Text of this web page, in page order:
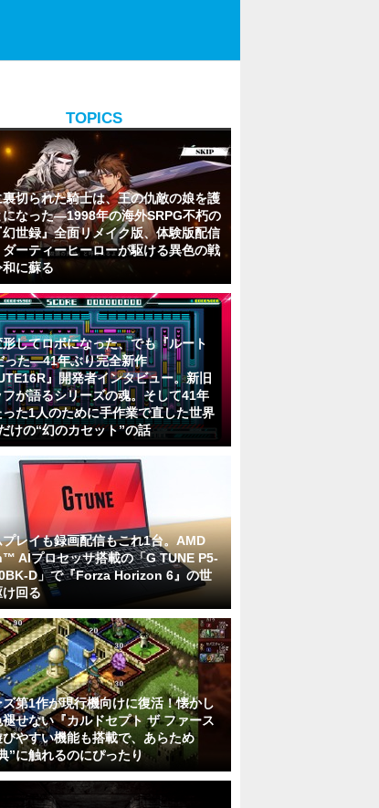
TOPICS
切られた騎士は、王の仇敵の娘を護
になった―1998年の海外SRPG不朽の
世録』全面リメイク版、体験版配信
ダーティーヒーローが駆ける異色の戦
に蘇る
してロボになった、でも『ルート
った―41年ぶり完全新作
』開発者インタビュー。新旧
フが語るシリーズの魂。そして41年
た1人のために手作業で直した世界
けの“幻のカセット”の話
レイも録画配信もこれ1台。AMD
AIプロセッサ搭載の「G TUNE P5-
D」で『Forza Horizon 6』の世
回る
ズ第1作が現行機向けに復活！懐かし
褪せない『カルドセプト ザ ファース
やすい機能も搭載で、あらため
”に触れるのにぴったり